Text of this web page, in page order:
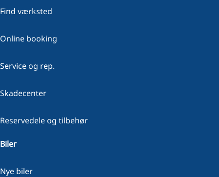
Find værksted
Online booking
Service og rep.
Skadecenter
Reservedele og tilbehør
Biler
Nye biler